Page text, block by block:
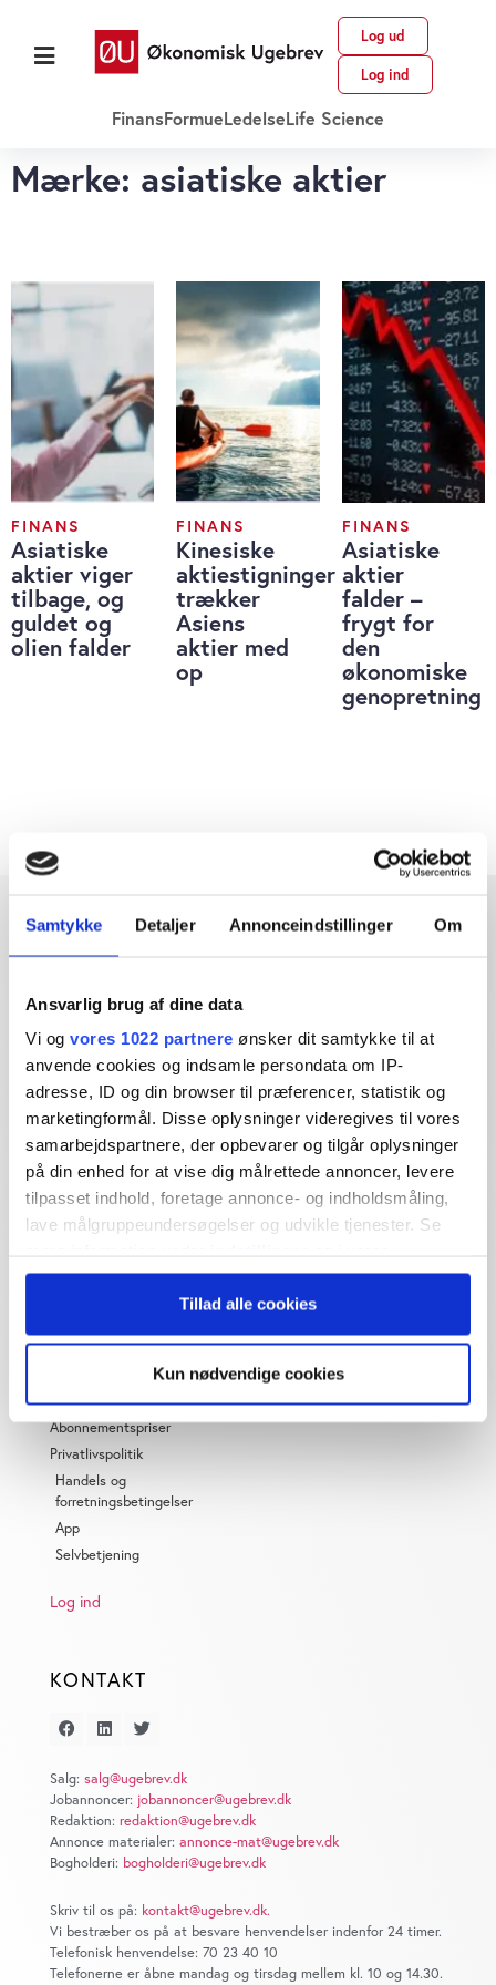
Samtykke Detaljer Annonceindstillinger Om
Ansvarlig brug af dine data
Vi og vores 1022 partnere ønsker dit samtykke til at
anvende cookies og indsamle persondata om IP-
adresse, ID og din browser til præferencer, statistik og
marketingformål. Disse oplysninger videregives til vores
samarbejdspartnere, der opbevarer og tilgår oplysninger
på din enhed for at vise dig målrettede annoncer, levere
tilpasset indhold, foretage annonce- og indholdsmåling,
lave målgruppeundersøgelser og udvikle tjenester. Se
persondatapolitik. Du kan altid trække dit samtykke
tilbage eller ændre indstillinger fra vores
"Cookiedeklaration", eller ved at trykke på "Privacy
Hvis du tillader det, vil vi også gerne:
Indsamle præcise oplysninger om din placering,
der kan være nøjagtig inden for få meter
Identificere din enhed baseret på en scanning af
dens unikke karakteristika (fingerprinting)
Dine valg anvendes på hele websitet.
Vi bruger cookies til at tilpasse vores indhold og
din brug af vores website med vores partnere inden for
analysepartnere. Vores partnere kan kombinere disse
de har indsamlet fra din brug af deres tjenester. Du
samtykker til vores cookies, hvis du fortsætter med at
anvende vores hjemmeside.
Tillad alle cookies
Kun nødvendige cookies
Log ud
Log ind
FinansFormueLedelseLife Science
Mærke: asiatiske aktier
FINANS
Asiatiske
aktier viger
tilbage, og
guldet og
olien falder
FINANS
Kinesiske
aktiestigninger
trækker
Asiens
aktier med
op
FINANS
Asiatiske
aktier
falder –
frygt for
den
økonomiske
genopretning
Dybdegående og original
journalistik siden 1994
Økonomisk Ugebrev har i mere end 25 år leveret indsigtsfuld
og dagsordensættende journalistik og analyser til læserne og
den brede offentlighed.
Vi tager ansvar for vores indhold og er tilmeldt:
Om os
Abonnementspriser
Privatlivspolitik
Handels og
forretningsbetingelser
App
Selvbetjening
Log ind
KONTAKT
Salg: salg@ugebrev.dk
Jobannoncer: jobannoncer@ugebrev.dk
Redaktion: redaktion@ugebrev.dk
Annonce materialer: annonce-mat@ugebrev.dk
Bogholderi: bogholderi@ugebrev.dk
Skriv til os på: kontakt@ugebrev.dk.
Vi bestræber os på at besvare henvendelser indenfor 24 timer.
Telefonisk henvendelse: 70 23 40 10
Telefonerne er åbne mandag og tirsdag mellem kl. 10 og 14.30.